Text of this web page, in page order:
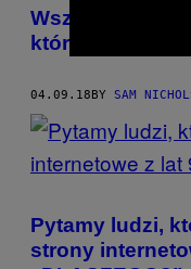
Wszystko
którzy biorą
04.09.18BY SAM
Pytamy ludzi,
strony